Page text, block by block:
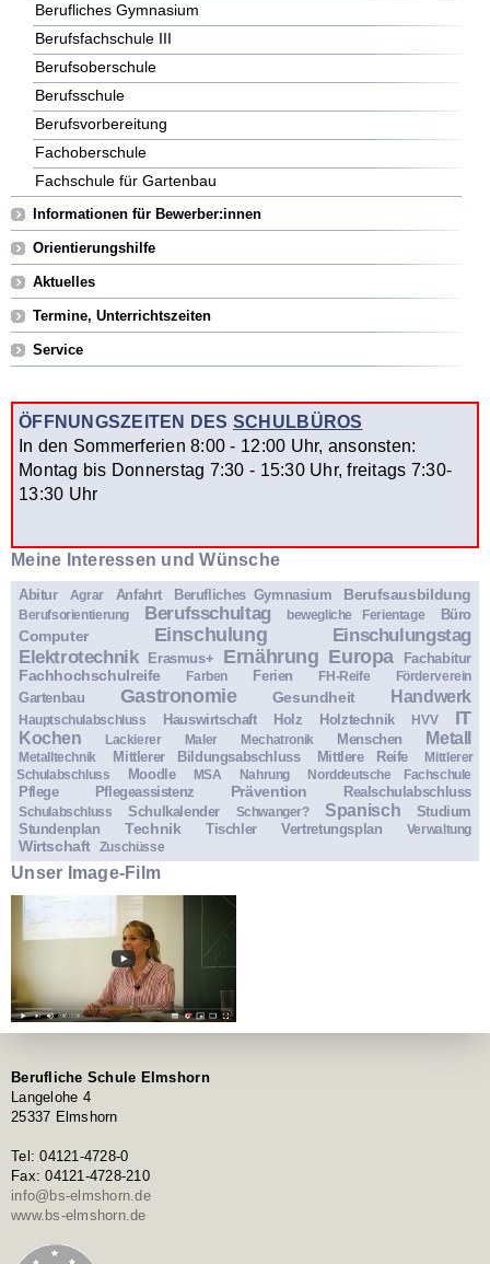
Berufliches Gymnasium
Berufsfachschule III
Berufsoberschule
Berufsschule
Berufsvorbereitung
Fachoberschule
Fachschule für Gartenbau
Informationen für Bewerber:innen
Orientierungshilfe
Aktuelles
Termine, Unterrichtszeiten
Service
ÖFFNUNGSZEITEN DES SCHULBÜROS
In den Sommerferien 8:00 - 12:00 Uhr, ansonsten:
Montag bis Donnerstag 7:30 - 15:30 Uhr, freitags 7:30-
13:30 Uhr
Meine Interessen und Wünsche
Abitur Agrar Anfahrt Berufliches Gymnasium Berufsausbildung
Berufsorientierung Berufsschultag bewegliche Ferientage Büro
Computer Einschulung
Einschulungstag
Elektrotechnik
Erasmus+ Ernährung Europa Fachabitur
Fachhochschulreife Farben Ferien FH-Reife Förderverein
Gartenbau Gastronomie Gesundheit Handwerk
Hauptschulabschluss Hauswirtschaft Holz Holztechnik HVV IT
Kochen Lackierer Maler Mechatronik Menschen Metall
Metalltechnik Mittlerer Bildungsabschluss Mittlere Reife
Mittlerer
Schulabschluss
Moodle MSA Nahrung Norddeutsche Fachschule
Pflege Pflegeassistenz Prävention Realschulabschluss
Schulabschluss Schulkalender Schwanger? Spanisch
Studium
Stundenplan
Technik Tischler Vertretungsplan Verwaltung
Wirtschaft Zuschüsse
Unser Image-Film
Berufliche Schule Elmshorn
Langelohe 4
25337 Elmshorn
Tel: 04121-4728-0
Fax: 04121-4728-210
info@bs-elmshorn.de
www.bs-elmshorn.de